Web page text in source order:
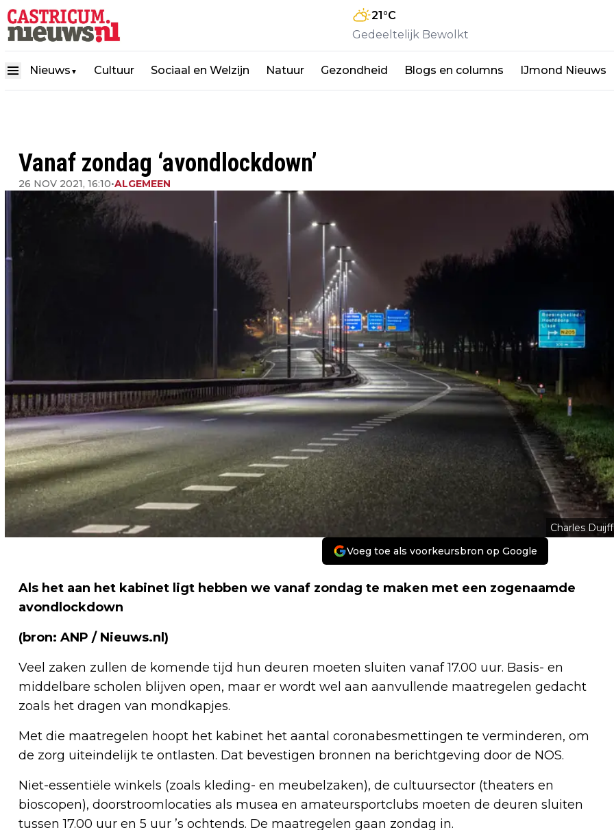
21°C
Gedeeltelijk Bewolkt
Nieuws ▼ Cultuur Sociaal en Welzijn Natuur Gezondheid Blogs en columns IJmond Nieuws
Vanaf zondag ‘avondlockdown’
26 NOV 2021, 16:10•ALGEMEEN
Charles Duijff
Voeg toe als voorkeursbron op Google
Als het aan het kabinet ligt hebben we vanaf zondag te maken met een zogenaamde
avondlockdown
(bron: ANP / Nieuws.nl)
Veel zaken zullen de komende tijd hun deuren moeten sluiten vanaf 17.00 uur. Basis- en
middelbare scholen blijven open, maar er wordt wel aan aanvullende maatregelen gedacht
zoals het dragen van mondkapjes.
Met die maatregelen hoopt het kabinet het aantal coronabesmettingen te verminderen, om
de zorg uiteindelijk te ontlasten. Dat bevestigen bronnen na berichtgeving door de NOS.
Niet-essentiële winkels (zoals kleding- en meubelzaken), de cultuursector (theaters en
bioscopen), doorstroomlocaties als musea en amateursportclubs moeten de deuren sluiten
tussen 17.00 uur en 5 uur ’s ochtends. De maatregelen gaan zondag in.